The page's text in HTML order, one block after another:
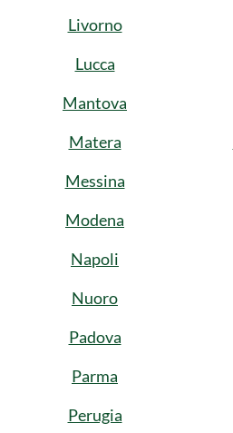
Livorno
Lucca
Mantova
Matera
Messina
Modena
Napoli
Nuoro
Padova
Parma
Perugia